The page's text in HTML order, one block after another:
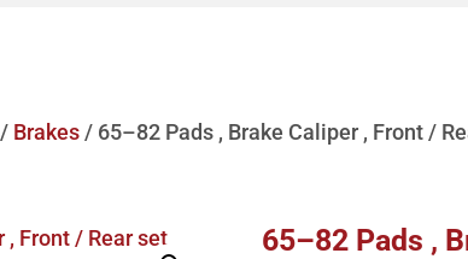
/ Brakes / 65–82 Pads , Brake Caliper , Front /
65–82 Pads ,